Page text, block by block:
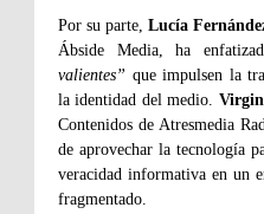
Por su parte,Lucía
Ábside Media, ha
valientes” que impulsen la
la identidad del medio.
Contenidos de Atresmedia
de aprovechar la tecnología
veracidad informativa en un
fragmentado.